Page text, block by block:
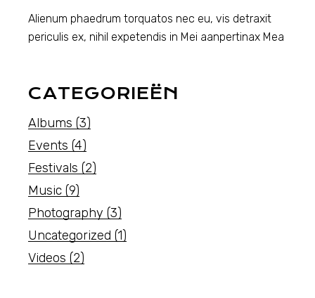
Alienum phaedrum torquatos nec eu, vis detraxit
periculis ex, nihil expetendis in Mei aanpertinax Mea
CATEGORIEËN
Albums (3)
Events (4)
Festivals (2)
Music (9)
Photography (3)
Uncategorized (1)
Videos (2)